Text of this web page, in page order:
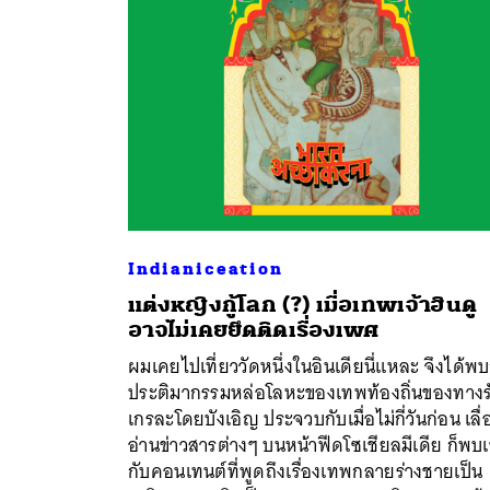
Indianiceation
แต่งหญิงกู้โลก (?) เมื่อเทพเจ้าฮินดู
อาจไม่เคยยึดติดเรื่องเพศ
ผมเคยไปเที่ยววัดหนึ่งในอินเดียนี่แหละ จึงได้พ
ประติมากรรมหล่อโลหะของเทพท้องถิ่นของทาง
เกรละโดยบังเอิญ ประจวบกับเมื่อไม่กี่วันก่อน เลื่
อ่านข่าวสารต่างๆ บนหน้าฟีดโซเชียลมีเดีย ก็พบ
กับคอนเทนต์ที่พูดถึงเรื่องเทพกลายร่างชายเป็น
ค้น